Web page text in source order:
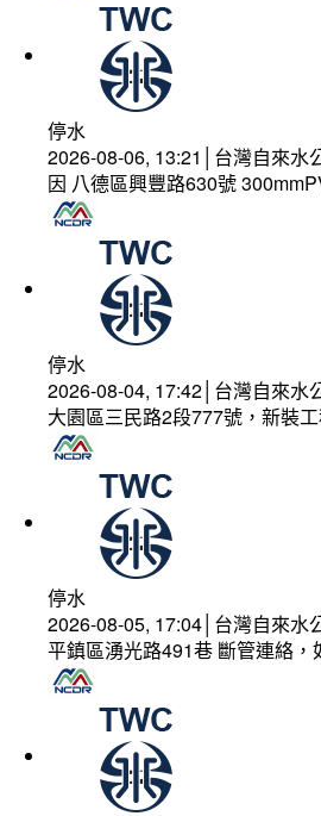
停水
2026-08-06, 13:21│台灣自來水
因 八德區興豐路630號
停水
2026-08-04, 17:42│台灣自來水
大園區三民路2段777號，新裝
停水
2026-08-05, 17:04│台灣自來水
平鎮區湧光路491巷 斷管連絡，